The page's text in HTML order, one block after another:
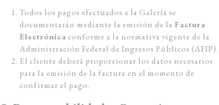
Todos los pagos efectuados a la Galería se
documentarán mediante la emisión de la Factura
Electrónica conforme a la normativa vigente de la
Administración Federal de Ingresos Públicos (AFIP).
El cliente deberá proporcionar los datos necesarios
para la emisión de la factura en el momento de
confirmar el pago.